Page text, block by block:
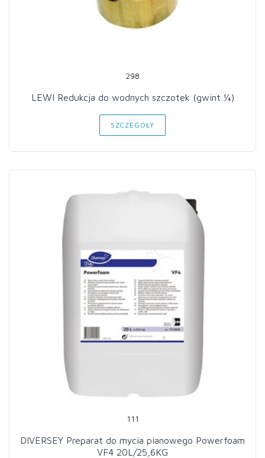
298
LEWI Redukcja do wodnych szczotek (gwint ¼)
SZCZEGÓŁY
111
DIVERSEY Preparat do mycia pianowego Powerfoam
VF4 20L/25,6KG